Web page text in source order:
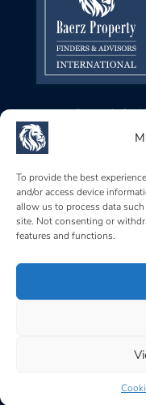
To provide the best
and/or access device
allow us to process data
site. Not consenting or
features and functions.
Baerz & Co
Gustav
Baerz & Co
Baerz
Port